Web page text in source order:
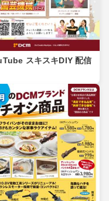
スキスキDIY 配信